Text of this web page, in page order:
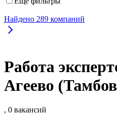
Найдено 289 компаний
Работа
Агеево
, 0 вакансий